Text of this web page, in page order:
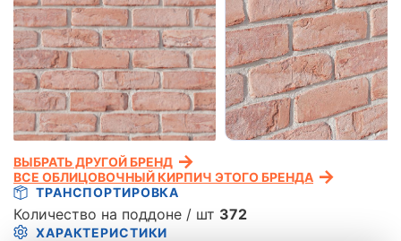
ТРАНСПОРТИРОВКА
Количество на поддоне / шт 372
ХАРАКТЕРИСТИКИ
ВЫБРАТЬ ДРУГОЙ БРЕНД
ВСЕ ОБЛИЦОВОЧНЫЙ КИРПИЧ ЭТОГО БРЕНДА